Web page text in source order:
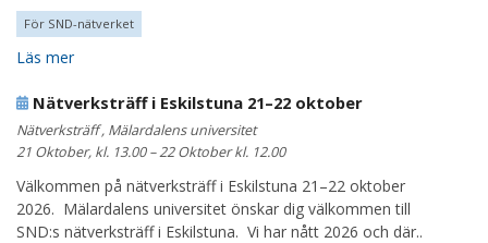
För SND-nätverket
Läs mer
Nätverksträff i Eskilstuna 21–22 oktober
Nätverksträff , Mälardalens universitet
21 Oktober, kl. 13.00 – 22 Oktober kl. 12.00
Välkommen på nätverksträff i Eskilstuna 21–22 oktober
2026. Mälardalens universitet önskar dig välkommen till
SND:s nätverksträff i Eskilstuna. Vi har nått 2026 och där..